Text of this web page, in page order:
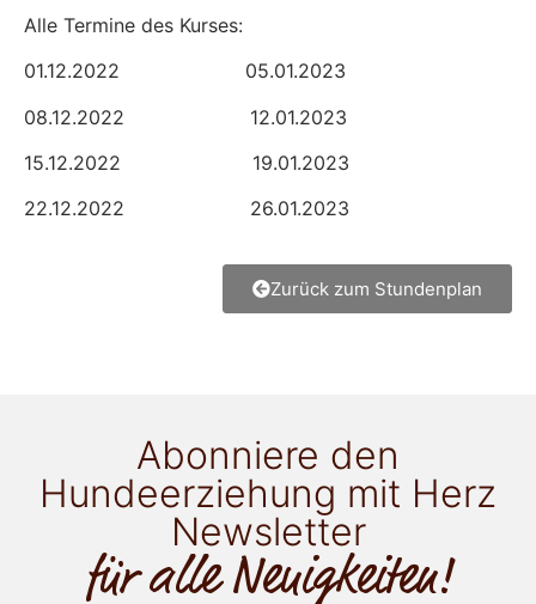
Alle Termine des Kurses:
01.12.2022 05.01.2023
08.12.2022 12.01.2023
15.12.2022 19.01.2023
22.12.2022 26.01.2023
Zurück zum Stundenplan
Abonniere den
Hundeerziehung mit Herz
Newsletter
für alle Neuigkeiten!